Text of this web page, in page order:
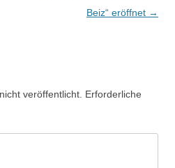
Beiz“ eröffnet →
veröffentlicht. Erforderliche